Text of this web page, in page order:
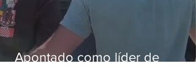
Apontado como líder de